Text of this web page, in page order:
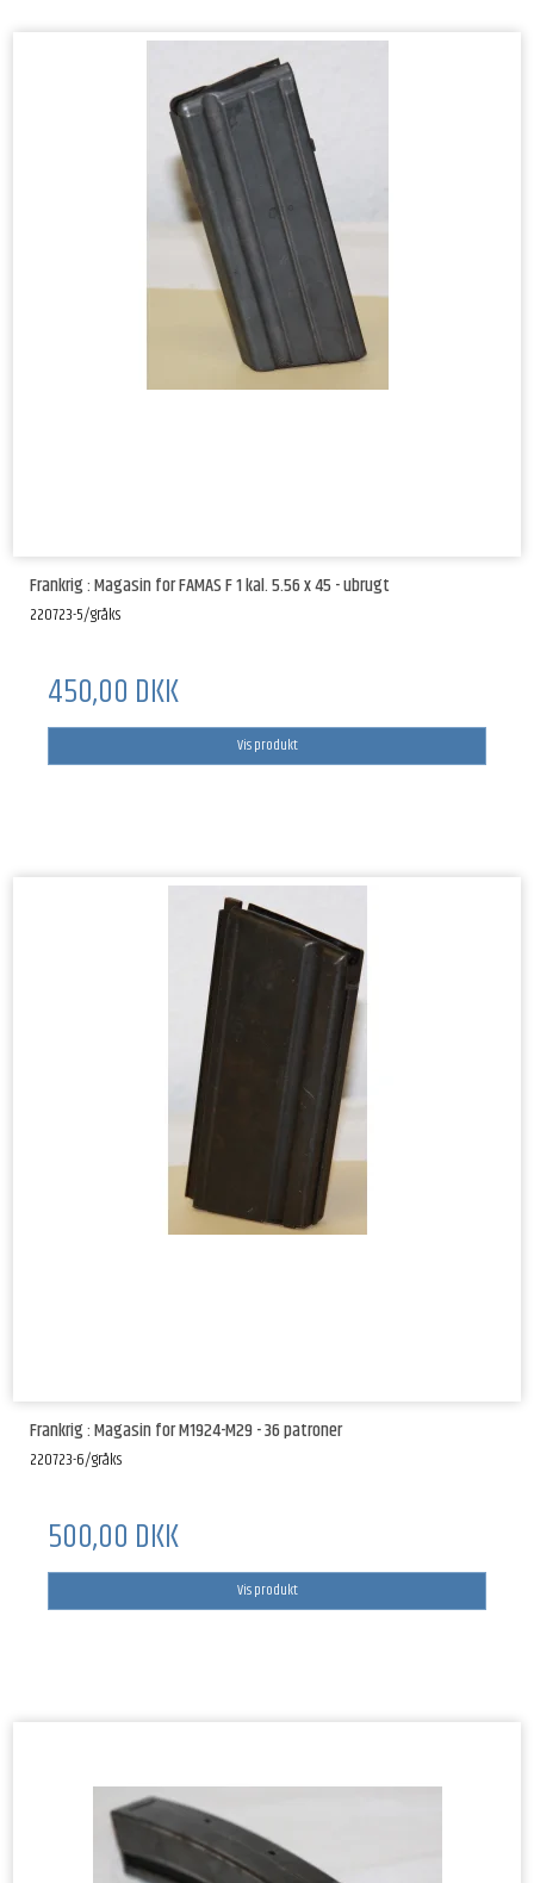
Frankrig : Magasin for FAMAS F 1 kal. 5.56 x 45 - ubrugt
220723-5/gråks
450,00 DKK
Vis produkt
Frankrig : Magasin for M1924-M29 - 36 patroner
220723-6/gråks
500,00 DKK
Vis produkt